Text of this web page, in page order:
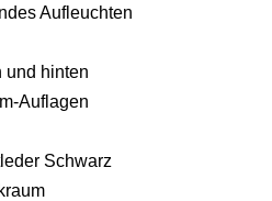
Aufleuchten
und hinten
Auflagen
Schwarz